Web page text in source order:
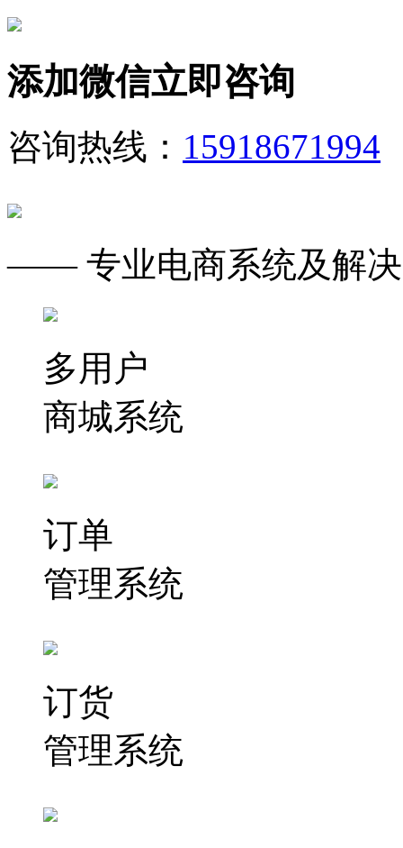
添加微信立即咨询
咨询热线： 15918671994
—— 专业电商系统及解
多用户
商城系统
订单
管理系统
订货
管理系统